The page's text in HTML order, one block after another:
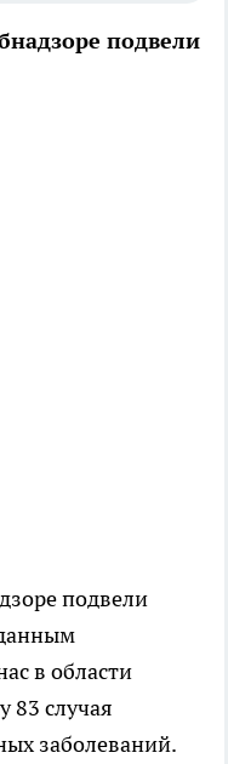
подвели
подвели
в области
83 случая
заболеваний.